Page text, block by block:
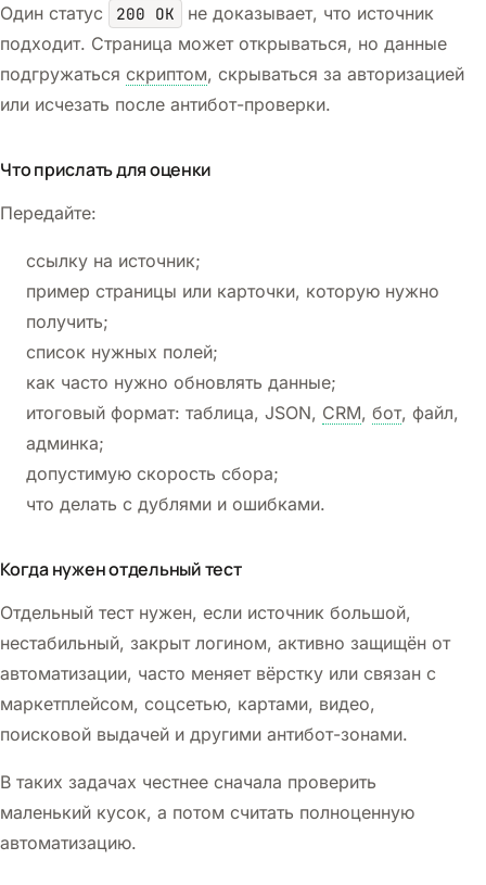
Один статус 200 OK
не доказывает, что источник
подходит. Страница может открываться, но данные
подгружаться скриптом, скрываться за авторизацией
или исчезать после антибот-проверки.
Что прислать для оценки
Передайте:
ссылку на источник;
пример страницы или карточки, которую нужно
получить;
список нужных полей;
как часто нужно обновлять данные;
итоговый формат: таблица, JSON, CRM, бот, файл,
админка;
допустимую скорость сбора;
что делать с дублями и ошибками.
Когда нужен отдельный тест
Отдельный тест нужен, если источник большой,
нестабильный, закрыт логином, активно защищён от
автоматизации, часто меняет вёрстку или связан с
маркетплейсом, соцсетью, картами, видео,
поисковой выдачей и другими антибот-зонами.
В таких задачах честнее сначала проверить
маленький кусок, а потом считать полноценную
автоматизацию.